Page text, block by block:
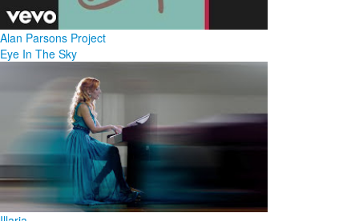
Alan Parsons Project
Eye In The Sky